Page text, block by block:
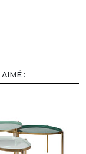
: